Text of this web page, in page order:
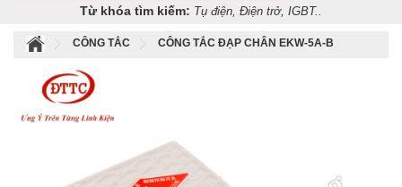
Từ khóa tìm kiếm: Tụ điện, Điện trở, IGBT..
CÔNG TẮC CÔNG TẮC ĐẠP CHÂN EKW-5A-B